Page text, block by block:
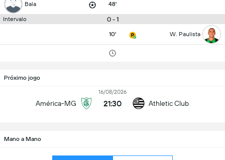
Bala 48'
Intervalo 0 - 1
10' W. Paulista
Próximo jogo
América-MG
16/08/2026
21:30 Athletic Club
Mano a Mano